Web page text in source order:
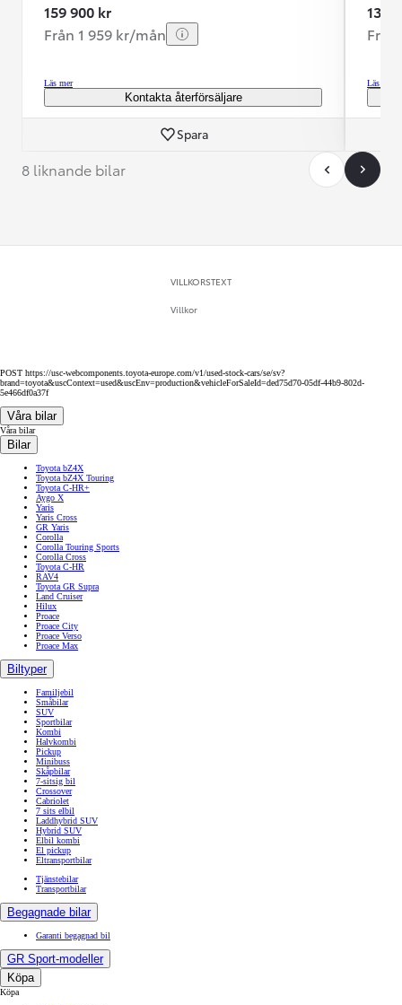
159 900 kr
Från 1 959 kr/mån
Läs mer
Kontakta återförsäljare
Spara
139
Från
Läs mer
8 liknande bilar
VILLKORSTEXT
Villkor
POST https://usc-webcomponents.toyota-europe.com/v1/used-stock-cars/se/sv?
brand=toyota&uscContext=used&uscEnv=production&vehicleForSaleId=ded75d70-05df-44b9-802d-
5e466df0a37f
Våra bilar
Våra bilar
Bilar
Toyota bZ4X
Toyota bZ4X Touring
Toyota C-HR+
Aygo X
Yaris
Yaris Cross
GR Yaris
Corolla
Corolla Touring Sports
Corolla Cross
Toyota C-HR
RAV4
Toyota GR Supra
Land Cruiser
Hilux
Proace
Proace City
Proace Verso
Proace Max
Biltyper
Familjebil
Småbilar
SUV
Sportbilar
Kombi
Halvkombi
Pickup
Minibuss
Skåpbilar
7-sitsig bil
Crossover
Cabriolet
7 sits elbil
Laddhybrid SUV
Hybrid SUV
Elbil kombi
El pickup
Eltransportbilar
Tjänstebilar
Transportbilar
Begagnade bilar
Garanti begagnad bil
GR Sport-modeller
Köpa
Köpa